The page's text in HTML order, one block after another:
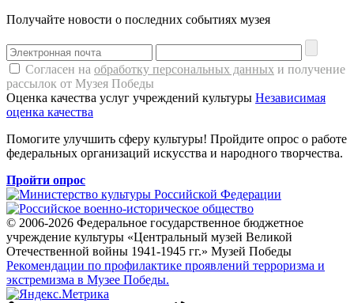
Получайте новости о последних событиях музея
Согласен на обработку персональных данных и получение
рассылок от Музея Победы
Оценка качества услуг учреждений культуры Независимая
оценка качества
Помогите улучшить сферу культуры! Пройдите опрос о работе
федеральных организаций искусства и народного творчества.
Пройти опрос
© 2006-2026 Федеральное государственное бюджетное
учреждение культуры «Центральный музей Великой
Отечественной войны 1941-1945 гг.» Музей Победы
Рекомендации по профилактике проявлений терроризма и
экстремизма в Музее Победы.